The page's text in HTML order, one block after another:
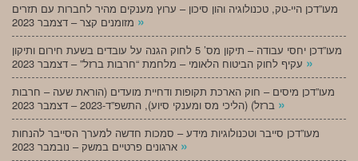
מעו”דכן היי-טק, טכנולוגיה והון סיכון – ערוץ מענקים מהיר לחברות עם תזרים
»
מעו”דכן יחסי עבודה – תיקון מס’ 5 לחוק הגנה על עובדים בשעת חירום ותיקון
»
מעו”דכן מיסים – חוק הארכת תקופות ודחיית מועדים (הוראת שעה – חרבות
»
מעו”דכן סייבר וטכנולוגיות מידע – סמכות חדשה למערך הסייבר להנחות
»